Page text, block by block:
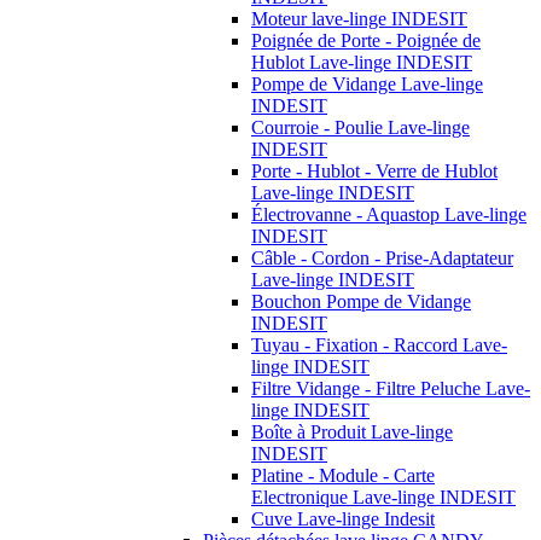
Moteur lave-linge INDESIT
Poignée de Porte - Poignée de
Hublot Lave-linge INDESIT
Pompe de Vidange Lave-linge
INDESIT
Courroie - Poulie Lave-linge
INDESIT
Porte - Hublot - Verre de Hublot
Lave-linge INDESIT
Électrovanne - Aquastop Lave-linge
INDESIT
Câble - Cordon - Prise-Adaptateur
Lave-linge INDESIT
Bouchon Pompe de Vidange
INDESIT
Tuyau - Fixation - Raccord Lave-
linge INDESIT
Filtre Vidange - Filtre Peluche Lave-
linge INDESIT
Boîte à Produit Lave-linge
INDESIT
Platine - Module - Carte
Electronique Lave-linge INDESIT
Cuve Lave-linge Indesit